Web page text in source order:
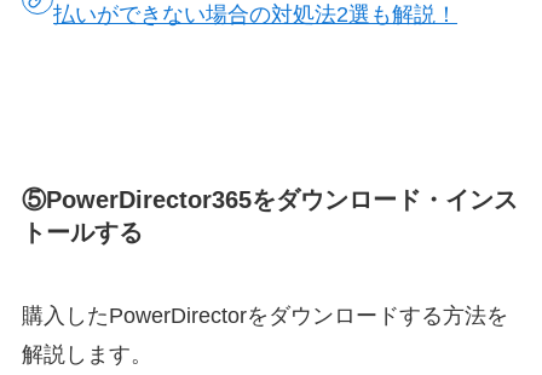
払いができない場合の対処法2選も解説！
⑤PowerDirector365をダウンロード・インス
トールする
購入したPowerDirectorをダウンロードする方法を
解説します。